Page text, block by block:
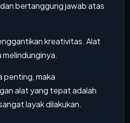
bertanggung jawab atas
kreativitas. Alat
melindunginya.
penting, maka
alat yang tepat adalah
layak dilakukan.